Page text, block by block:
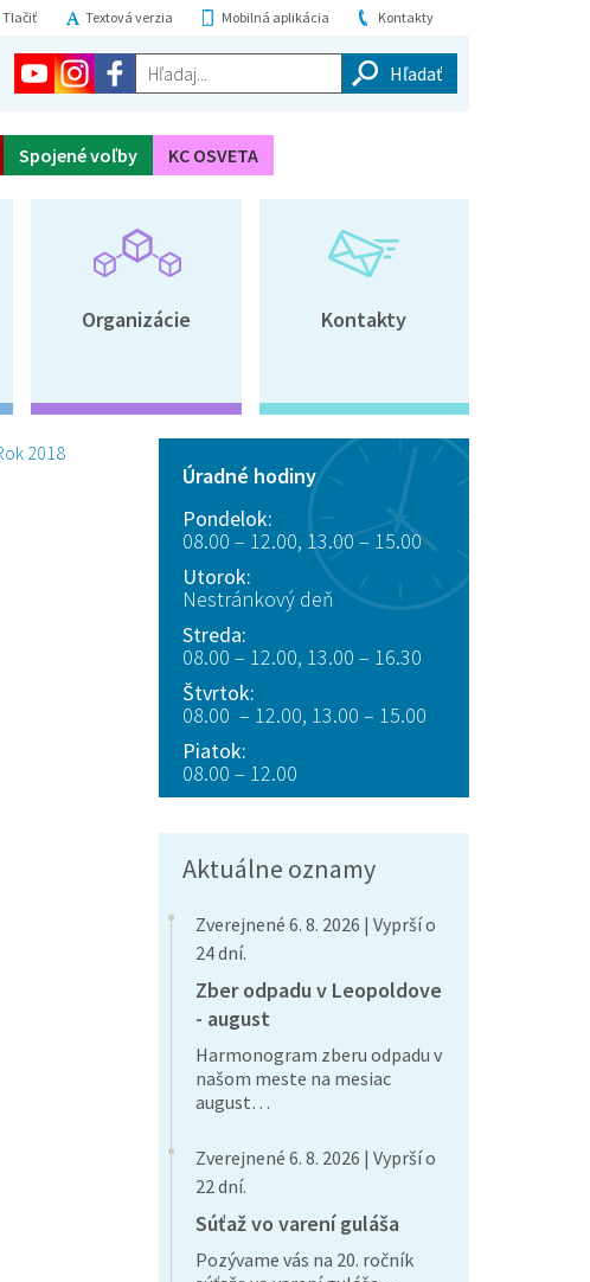
Kontakty
Mobilná aplikácia
Textová verzia
Tlačiť
Hľadaj...
Spojené voľby KC OSVETA
Organizácie Kontakty
2018
Úradné hodiny
Pondelok:
08.00 – 12.00, 13.00 – 15.00
Utorok:
Nestránkový deň
Streda:
08.00 – 12.00, 13.00 – 16.30
Štvrtok:
08.00 – 12.00, 13.00 – 15.00
Piatok:
08.00 – 12.00
Aktuálne oznamy
Zverejnené 6. 8. 2026 | Vyprší o
24 dní.
Zber odpadu v Leopoldove
- august
Harmonogram zberu odpadu v
našom meste na mesiac
august…
Zverejnené 6. 8. 2026 | Vyprší o
22 dní.
Súťaž vo varení guláša
Pozývame vás na 20. ročník